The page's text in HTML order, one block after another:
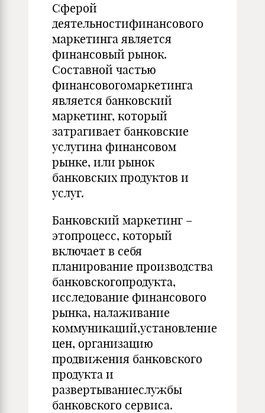
Сферой
деятельностифинансового
маркетинга является
финансовый рынок.
Составной частью
финансовогомаркетинга
является банковский
маркетинг, который
затрагивает банковские
услугина финансовом
рынке, или рынок
банковских продуктов и
услуг.
Банковский маркетинг –
этопроцесс, который
включает в себя
планирование производства
банковскогопродукта,
исследование финансового
рынка, налаживание
коммуникаций,установление
цен, организацию
продвижения банковского
продукта и
развертываниеслужбы
банковского сервиса.